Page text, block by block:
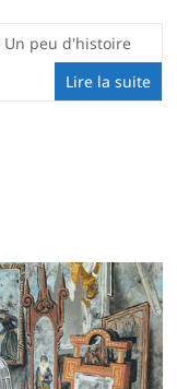
Un peu d'histoire
Lire la suite